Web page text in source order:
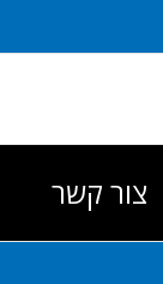
צור קשר